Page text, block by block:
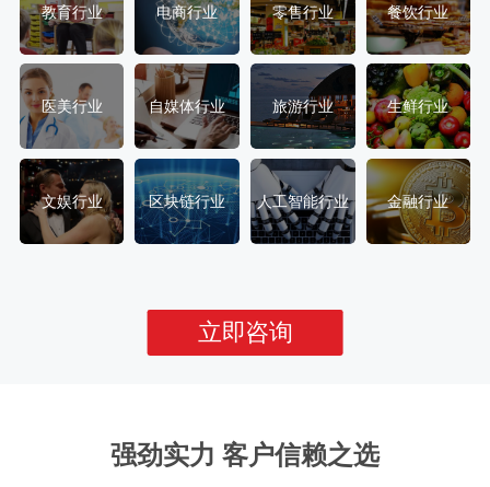
教育行业 电商行业 零售行业 餐饮行业
医美行业 自媒体行业 旅游行业 生鲜行业
文娱行业 区块链行业 人工智能行业 金融行业
立即咨询
强劲实力 客户信赖之选